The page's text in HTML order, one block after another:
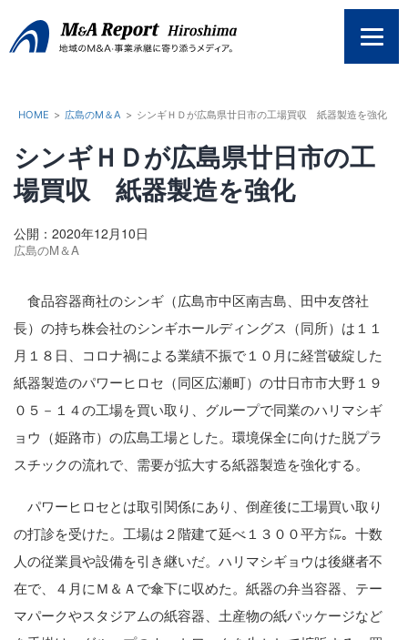
ン
HOME > 広島のM＆A > シンギＨＤが広島県廿日市の工場買収 紙器製造を強化
シンギＨＤが広島県廿日市の工
場買収 紙器製造を強化
公開：2020年12月10日
広島のM＆A
食品容器商社のシンギ（広島市中区南吉島、田中友啓社
長）の持ち株会社のシンギホールディングス（同所）は１１
月１８日、コロナ禍による業績不振で１０月に経営破綻した
紙器製造のパワーヒロセ（同区広瀬町）の廿日市市大野１９
０５－１４の工場を買い取り、グループで同業のハリマシギ
ョウ（姫路市）の広島工場とした。環境保全に向けた脱プラ
スチックの流れで、需要が拡大する紙器製造を強化する。
パワーヒロセとは取引関係にあり、倒産後に工場買い取り
の打診を受けた。工場は２階建て延べ１３００平方㍍。十数
人の従業員や設備を引き継いだ。ハリマシギョウは後継者不
在で、４月にＭ＆Ａで傘下に収めた。紙器の弁当容器、テー
マパークやスタジアムの紙容器、土産物の紙パッケージなど